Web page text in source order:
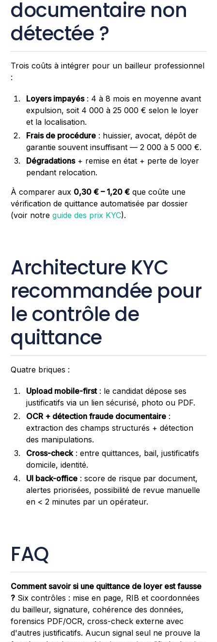
documentaire non
détectée ?
Trois coûts à intégrer pour un bailleur professionnel
:
Loyers impayés: 4 à 8 mois en moyenne avant
expulsion, soit 4 000 à 25 000 € selon le loyer
et la localisation.
Frais de procédure : huissier, avocat, dépôt de
garantie souvent insuffisant — 2 000 à 5 000 €.
Dégradations+ remise en état + perte de loyer
pendant relocation.
À comparer aux 0,30 € – 1,20 € que coûte une
vérification de quittance automatisée par dossier
(voir notreguide des prix KYC).
Architecture KYC
recommandée pour
le contrôle de
quittance
Quatre briques :
Upload mobile-first: le candidat dépose ses
justificatifs via un lien sécurisé, photo ou PDF.
OCR + détection fraude documentaire :
extraction des champs structurés + détection
des manipulations.
Cross-check: entre quittances, bail, justificatifs
domicile, identité.
UI back-office : score de risque par document,
alertes priorisées, possibilité de revue manuelle
en < 2 minutes par un opérateur.
FAQ
Comment savoir si une quittance de loyer est fausse
? Six contrôles : mise en page, RIB et coordonnées
du bailleur, signature, cohérence des données,
forensics PDF/OCR, cross-check externe avec
d'autres justificatifs. Aucun signal seul ne prouve la